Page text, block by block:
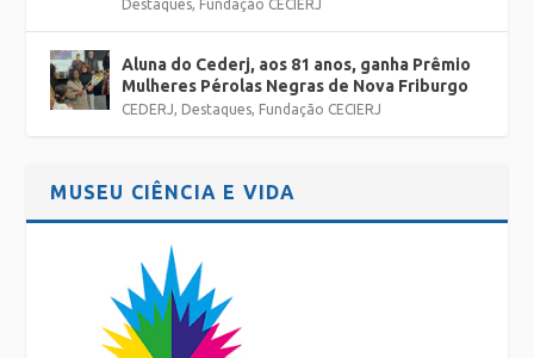
Destaques, Fundação CECIERJ
Aluna do Cederj, aos 81 anos, ganha Prêmio
Mulheres Pérolas Negras de Nova Friburgo
CEDERJ, Destaques, Fundação CECIERJ
MUSEU CIÊNCIA E VIDA